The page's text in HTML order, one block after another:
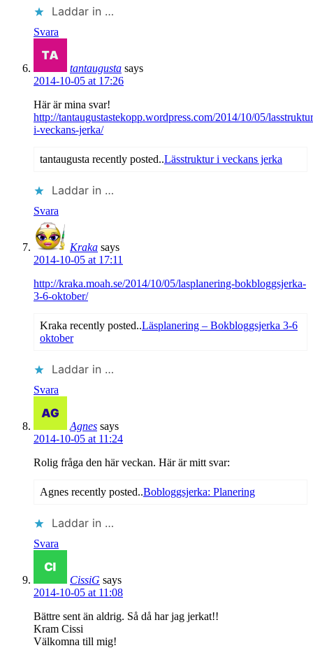
Laddar in …
Svara
tantaugusta says
2014-10-05 at 17:26
Här är mina svar!
http://tantaugustastekopp.wordpress.com/2014/10/05/
i-veckans-jerka/
tantaugusta recently posted..Lässtruktur i veckans jerka
Laddar in …
Svara
Kraka says
2014-10-05 at 17:11
http://kraka.moah.se/2014/10/05/lasplanering-bokbloggsjerka-
3-6-oktober/
Kraka recently posted..Läsplanering – Bokbloggsjerka 3-6
oktober
Laddar in …
Svara
Agnes says
2014-10-05 at 11:24
Rolig fråga den här veckan. Här är mitt svar:
Agnes recently posted..Bobloggsjerka: Planering
Laddar in …
Svara
CissiG says
2014-10-05 at 11:08
Bättre sent än aldrig. Så då har jag jerkat!!
Kram Cissi
Välkomna till mig!